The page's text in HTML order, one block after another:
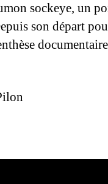
sockeye, un
son départ